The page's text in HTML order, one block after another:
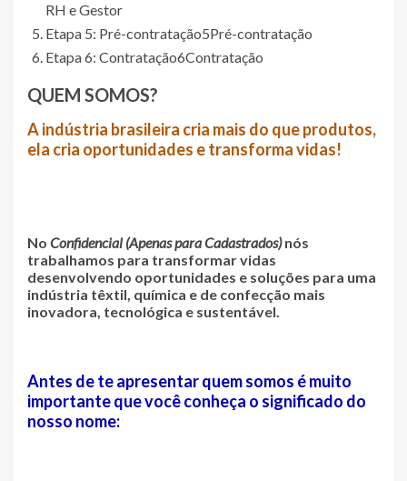
RH e Gestor
Etapa 5: Pré-contratação5Pré-contratação
Etapa 6: Contratação6Contratação
QUEM SOMOS?
A indústria brasileira cria mais do que produtos,
ela cria oportunidades e transforma vidas!
No Confidencial (Apenas para Cadastrados)nós
trabalhamos para transformar vidas
desenvolvendo oportunidades e soluções para uma
indústria têxtil, química e de confecção mais
inovadora, tecnológica e sustentável.
Antes de te apresentar quem somos é muito
importante que você conheça o significado do
nosso nome: